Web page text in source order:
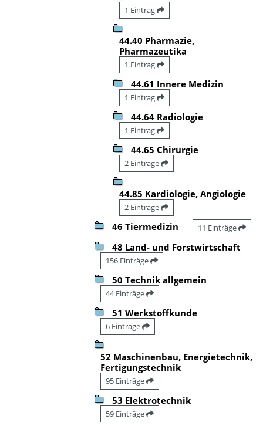
1 Eintrag
44.40 Pharmazie,
Pharmazeutika
1 Eintrag
44.61 Innere Medizin
1 Eintrag
44.64 Radiologie
1 Eintrag
44.65 Chirurgie
2 Einträge
44.85 Kardiologie, Angiologie
2 Einträge
46 Tiermedizin 11 Einträge
48 Land- und Forstwirtschaft
156 Einträge
50 Technik allgemein
44 Einträge
51 Werkstoffkunde
6 Einträge
52 Maschinenbau, Energietechnik,
Fertigungstechnik
95 Einträge
53 Elektrotechnik
59 Einträge